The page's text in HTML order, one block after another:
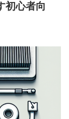
初心者向